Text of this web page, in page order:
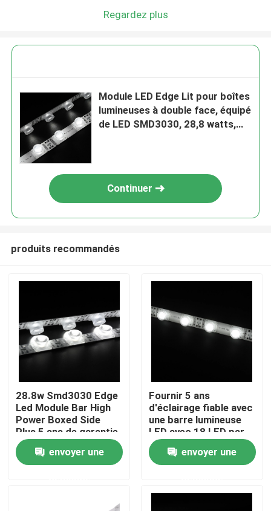
Accueil
A propos de nous
Regardez plus
Module LED Edge Lit pour boîtes
lumineuses à double face, équipé
de LED SMD3030, 28,8 watts,
Continuer
produits recommandés
28.8w Smd3030 Edge
Led Module Bar High
Power Boxed Side
Plus 5 ans de garantie
pour la boîte à lumière
double faceenvoyer une
Fournir 5 ans
d'éclairage fiable avec
une barre lumineuse
LED avec 18 LED par
mètre, disponible en
24V et 12Venvoyer une